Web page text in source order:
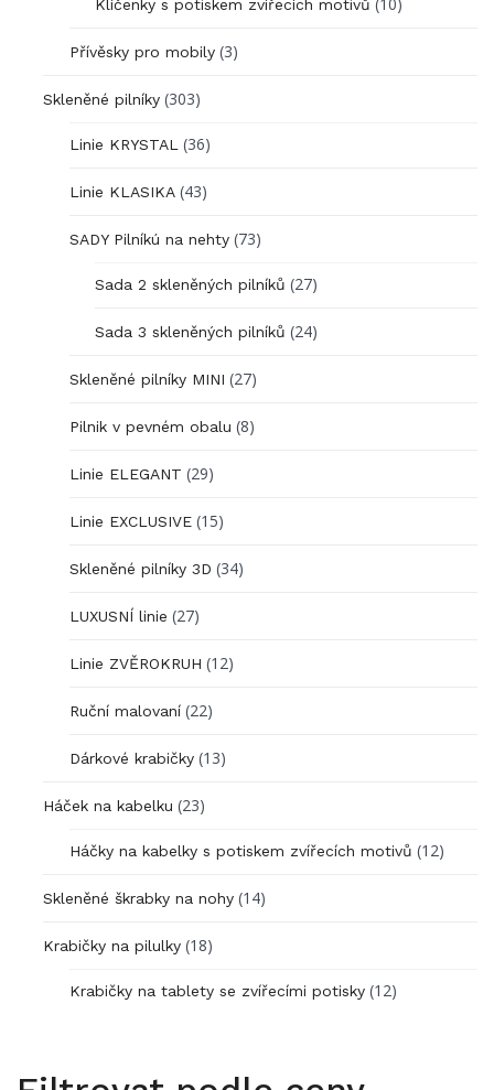
Klíčenky s potiskem zvířecích motivů
Přívěsky pro mobily (3)
Skleněné pilníky (303)
Linie KRYSTAL (36)
Linie KLASIKA (43)
SADY Pilníkú na nehty (73)
Sada 2 skleněných pilníků (27)
Sada 3 skleněných pilníků (24)
Skleněné pilníky MINI (27)
Pilnik v pevném obalu (8)
Linie ELEGANT (29)
Linie EXCLUSIVE (15)
Skleněné pilníky 3D (34)
LUXUSNÍ linie (27)
Linie ZVĚROKRUH (12)
Ruční malovaní (22)
Dárkové krabičky (13)
Háček na kabelku (23)
Háčky na kabelky s potiskem zvířecích motivů (12)
Skleněné škrabky na nohy (14)
Krabičky na pilulky (18)
Krabičky na tablety se zvířecími potisky (12)